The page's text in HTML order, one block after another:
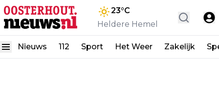
23°C
Heldere Hemel
Nieuws 112 Sport Het Weer Zakelijk